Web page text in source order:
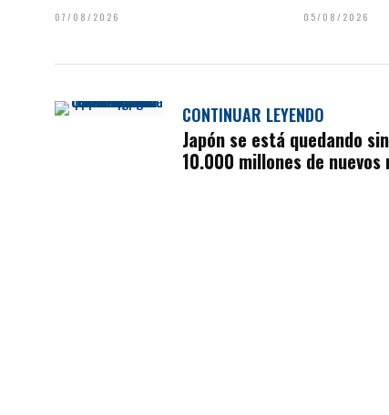
07/08/2026 05/08/2026
CONTINUAR LEYENDO
Japón se está quedando
10.000 millones de